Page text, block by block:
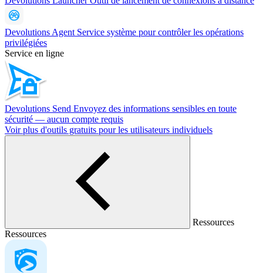
Devolutions Agent Service système pour contrôler les opérations
privilégiées
Service en ligne
Devolutions Send Envoyez des informations sensibles en toute
sécurité — aucun compte requis
Voir plus d'outils gratuits pour les utilisateurs individuels
Ressources
Ressources